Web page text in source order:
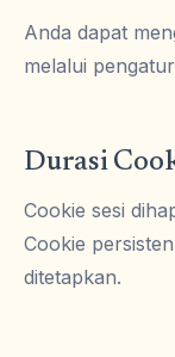
Anda dapat
melalui
Durasi
Cookie sesi
Cookie
ditetapkan.